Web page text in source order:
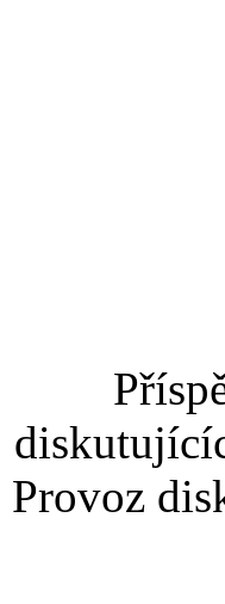
Provoz